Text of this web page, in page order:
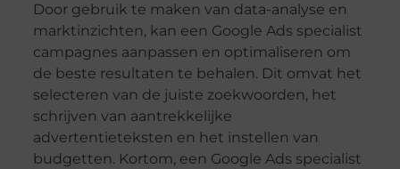
Door gebruik te maken van data-analyse en
marktinzichten, kan een Google Ads specialist
campagnes aanpassen en optimaliseren om
de beste resultaten te behalen. Dit omvat het
selecteren van de juiste zoekwoorden, het
schrijven van aantrekkelijke
advertentieteksten en het instellen van
budgetten. Kortom, een Google Ads specialist